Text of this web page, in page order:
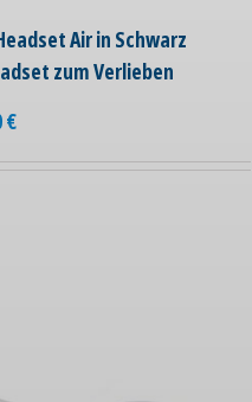
Air in Schwarz
zum Verlieben
€